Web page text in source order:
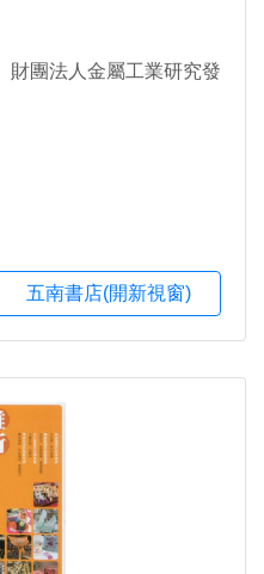
財團法人金屬工業研究發
五南書店(開新視窗)